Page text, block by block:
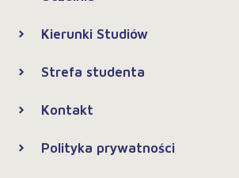
Kierunki Studiów
Strefa studenta
Kontakt
Polityka prywatności